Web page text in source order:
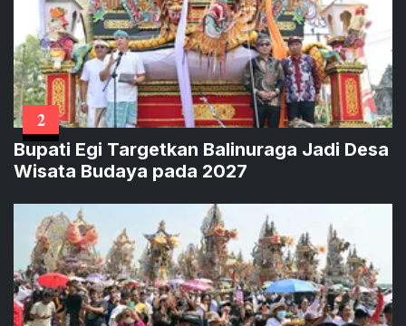
2
Bupati Egi Targetkan Balinuraga Jadi Desa
Wisata Budaya pada 2027